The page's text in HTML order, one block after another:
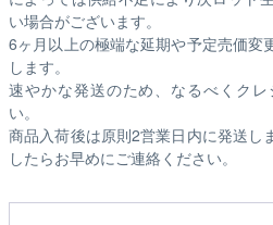
い場合がございます。
6ヶ月以上の極端な延期や予定売価変
します。
速やかな発送のため、なるべくク
い。
商品入荷後は原則2営業日内に発送し
したらお早めにご連絡ください。